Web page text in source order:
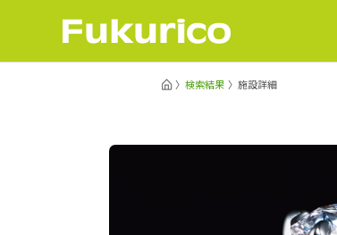
検索結果 施設詳細